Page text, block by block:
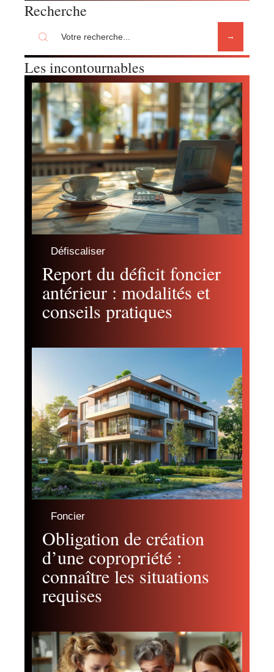
Recherche
Les incontournables
Défiscaliser
Report du déficit foncier
antérieur : modalités et
conseils pratiques
Foncier
Obligation de création
d’une copropriété :
connaître les situations
requises